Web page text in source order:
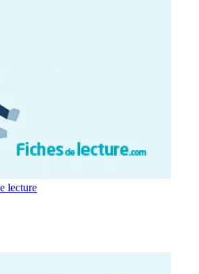
lecture